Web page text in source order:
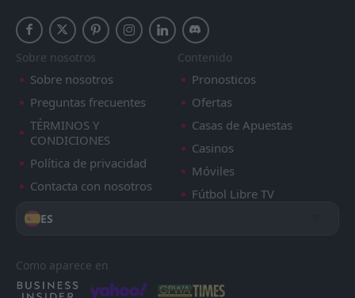
Sobre nosotros
Sobre nosotros
Preguntas frecuentes
TÉRMINOS Y
CONDICIONES
Política de privacidad
Contacta con nosotros
Contenido
Pronosticos
Ofertas
Casas de Apuestas
Casinos
Móviles
Fútbol Libre TV
ES
Como aparece en